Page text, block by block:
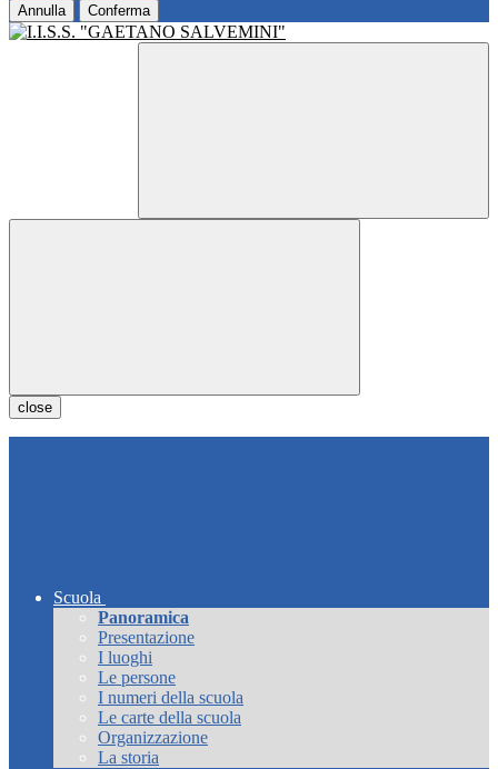
Annulla Conferma
close
Scuola
Panoramica
Presentazione
I luoghi
Le persone
I numeri della scuola
Le carte della scuola
Organizzazione
La storia